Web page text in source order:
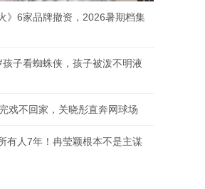
》6家品牌撤资，2026暑期档集
子看蜘蛛侠，孩子被泼不明液
戏不回家，关晓彤直奔网球场
有人7年！冉莹颖根本不是主谋